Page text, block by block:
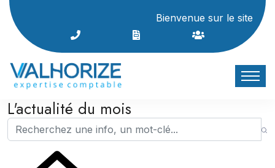
Bienvenue sur le site
L'actualité du mois